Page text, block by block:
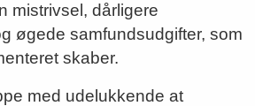
mistrivsel, dårligere
øgede samfundsudgifter, som
skaber.
med udelukkende at